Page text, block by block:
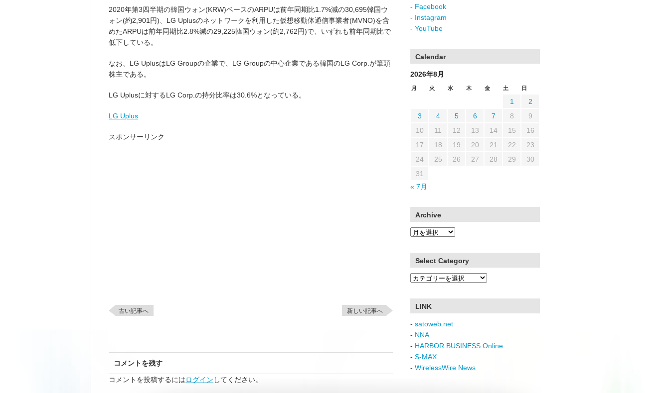
2020年第3四半期の韓国ウォン(KRW)ベースのARPUは前年同期比1.7%減の30,695韓国ウ
ォン(約2,901円)、LG Uplusのネットワークを利用した仮想移動体通信事業者(MVNO)を含
めたARPUは前年同期比2.8%減の29,225韓国ウォン(約2,762円)で、いずれも前年同期比で
低下している。
なお、LG UplusはLG Groupの企業で、LG Groupの中心企業である韓国のLG Corp.が筆頭
株主である。
LG Uplusに対するLG Corp.の持分比率は30.6%となっている。
LG Uplus
スポンサーリンク
古い記事へ 新しい記事へ
コメントを残す
コメントを投稿するにはログイン してください。
- Facebook
- Instagram
- YouTube
Calendar
2026年8月
月 火 水 木 金 土 日
1
2
3
4 5 6 7 8
9
10
11 12 13 14 15
16
17
18 19 20 21 22
23
24
25 26 27 28 29
30
31
« 7月
Archive
Archive
Select Category
Select
LINK
- satoweb.net
- NNA
- HARBOR BUSINESS Online
- S-MAX
- WirelessWire News